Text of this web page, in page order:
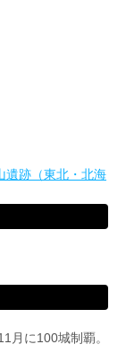
遺跡（東北・北海
月に100城制覇。